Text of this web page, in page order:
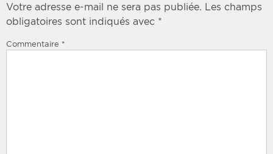
Votre adresse e-mail ne sera pas publiée. Les champs
obligatoires sont indiqués avec *
Commentaire *